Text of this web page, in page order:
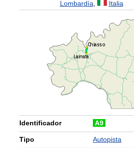
Lombardía Italia
Identificador A9
Tipo Autopista